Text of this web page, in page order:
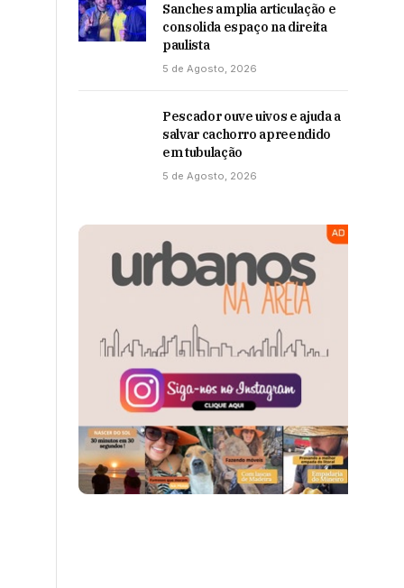
Sanches amplia articulação e
consolida espaço na direita
paulista
5 de Agosto, 2026
Pescador ouve uivos e ajuda a
salvar cachorro apreendido
em tubulação
5 de Agosto, 2026